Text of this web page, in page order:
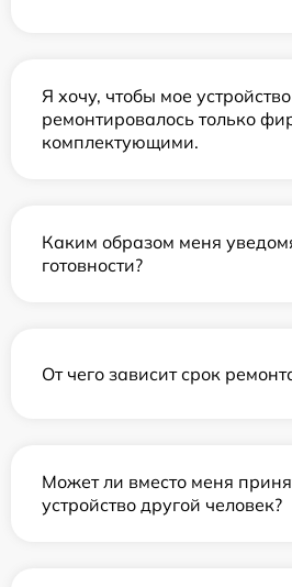
Я хочу, чтобы мое
ремонтировалось только
комплектующими.
Каким образом меня
готовности?
От чего зависит срок
Может ли вместо меня
устройство другой человек?